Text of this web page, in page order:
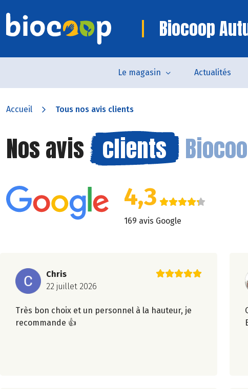
Biocoop
Le magasin Actualités
Accueil Tous nos avis clients
Nos avis clients
4,3
169 avis Google
Chris
22 juillet 2026
Très bon choix et un personnel à la hauteur, je
recommande 👍